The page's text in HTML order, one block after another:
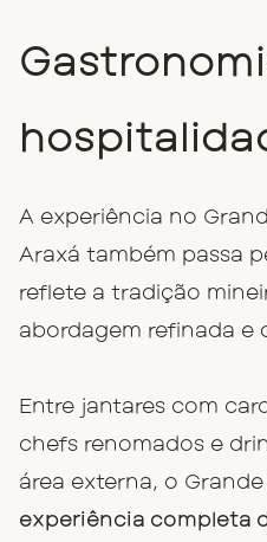
A experiência no
Araxá também passa
reflete a tradição
abordagem refinada e
Entre jantares com
chefs renomados e
área externa, o
experiência completa